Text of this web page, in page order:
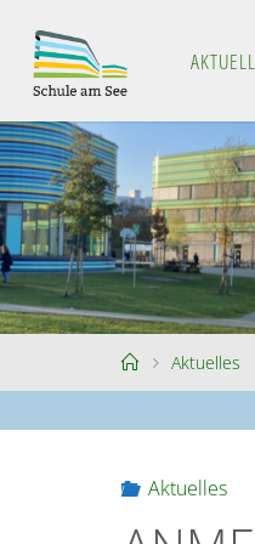
content
CH
ULE
AM
SEE
HomeAktuelles
Aktuelles